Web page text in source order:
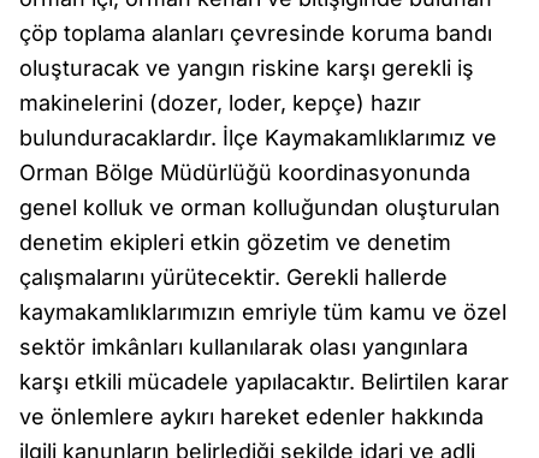
çöp toplama alanları çevresinde koruma bandı
oluşturacak ve yangın riskine karşı gerekli iş
makinelerini (dozer, loder, kepçe) hazır
bulunduracaklardır. İlçe Kaymakamlıklarımız ve
Orman Bölge Müdürlüğü koordinasyonunda
genel kolluk ve orman kolluğundan oluşturulan
denetim ekipleri etkin gözetim ve denetim
çalışmalarını yürütecektir. Gerekli hallerde
kaymakamlıklarımızın emriyle tüm kamu ve özel
sektör imkânları kullanılarak olası yangınlara
karşı etkili mücadele yapılacaktır. Belirtilen karar
ve önlemlere aykırı hareket edenler hakkında
ilgili kanunların belirlediği şekilde idari ve adli